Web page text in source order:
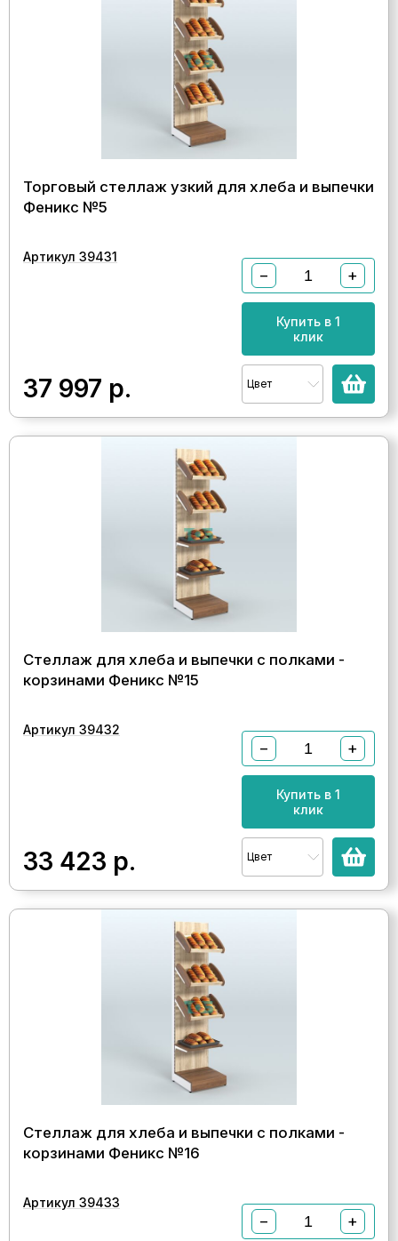
Торговый стеллаж узкий для хлеба и выпечки
Феникс №5
Артикул 39431
37 997 р.
− +
Купить в 1
клик
Цвет
Стеллаж для хлеба и выпечки с полками -
корзинами Феникс №15
Артикул 39432
33 423 р.
− +
Купить в 1
клик
Цвет
Стеллаж для хлеба и выпечки с полками -
корзинами Феникс №16
Артикул 39433
− +